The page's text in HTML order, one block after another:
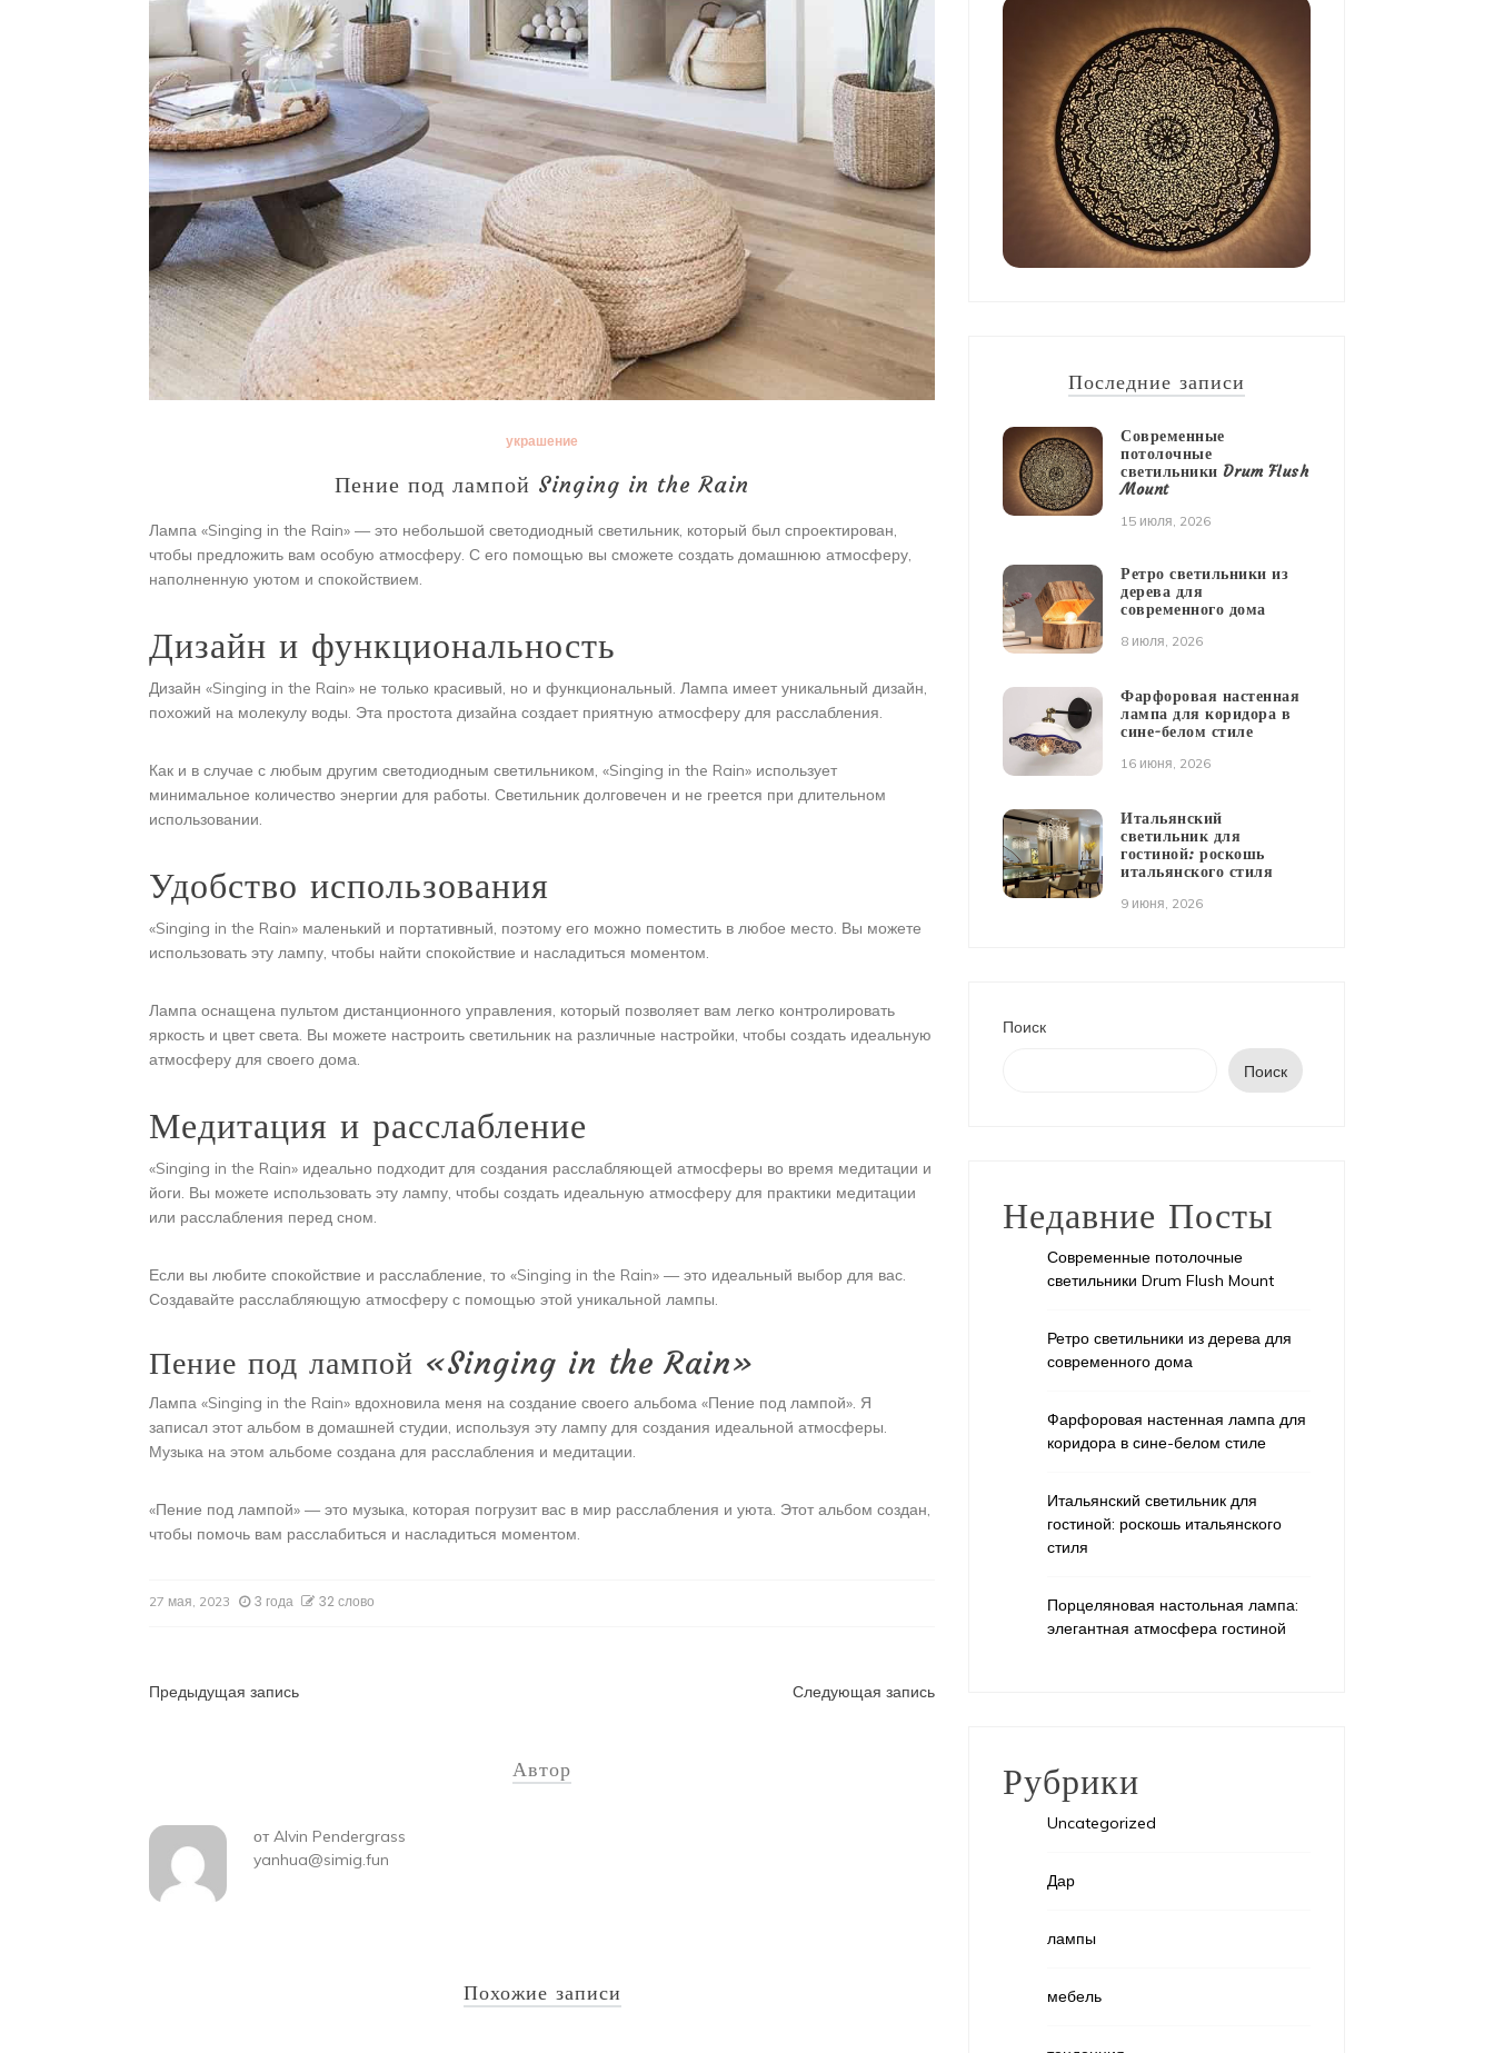
украшение
Пение под лампой Singing in the Rain
Лампа «Singing in the Rain» — это небольшой светодиодный светильник, который был спроектирован,
чтобы предложить вам особую атмосферу. С его помощью вы сможете создать домашнюю атмосферу,
наполненную уютом и спокойствием.
Дизайн и функциональность
Дизайн «Singing in the Rain» не только красивый, но и функциональный. Лампа имеет уникальный дизайн,
похожий на молекулу воды. Эта простота дизайна создает приятную атмосферу для расслабления.
Как и в случае с любым другим светодиодным светильником, «Singing in the Rain» использует
минимальное количество энергии для работы. Светильник долговечен и не греется при длительном
использовании.
Удобство использования
«Singing in the Rain» маленький и портативный, поэтому его можно поместить в любое место. Вы можете
использовать эту лампу, чтобы найти спокойствие и насладиться моментом.
Лампа оснащена пультом дистанционного управления, который позволяет вам легко контролировать
яркость и цвет света. Вы можете настроить светильник на различные настройки, чтобы создать идеальную
атмосферу для своего дома.
Медитация и расслабление
«Singing in the Rain» идеально подходит для создания расслабляющей атмосферы во время медитации и
йоги. Вы можете использовать эту лампу, чтобы создать идеальную атмосферу для практики медитации
или расслабления перед сном.
Если вы любите спокойствие и расслабление, то «Singing in the Rain» — это идеальный выбор для вас.
Создавайте расслабляющую атмосферу с помощью этой уникальной лампы.
Пение под лампой «Singing in the Rain»
Лампа «Singing in the Rain» вдохновила меня на создание своего альбома «Пение под лампой». Я
записал этот альбом в домашней студии, используя эту лампу для создания идеальной атмосферы.
Музыка на этом альбоме создана для расслабления и медитации.
«Пение под лампой» — это музыка, которая погрузит вас в мир расслабления и уюта. Этот альбом создан,
чтобы помочь вам расслабиться и насладиться моментом.
27 мая, 2023 3 года 32 слово
Навигация
Предыдущая запись Следующая запись
Автор
отAlvin Pendergrass
yanhua@simig.fun
Похожие записи
Последние записи
Современные
потолочные
светильники Drum Flush
Mount
15 июля, 2026
Ретро светильники из
дерева для
современного дома
8 июля, 2026
Фарфоровая настенная
лампа для коридора в
сине-белом стиле
16 июня, 2026
Итальянский
светильник для
гостиной: роскошь
итальянского стиля
9 июня, 2026
Поиск
Поиск
Недавние Посты
Современные потолочные
светильники Drum Flush Mount
Ретро светильники из дерева для
современного дома
Фарфоровая настенная лампа для
коридора в сине-белом стиле
Итальянский светильник для
гостиной: роскошь итальянского
стиля
Порцеляновая настольная лампа:
элегантная атмосфера гостиной
Рубрики
Uncategorized
Дар
лампы
мебель